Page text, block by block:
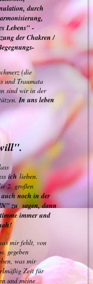
durch
Lebens" -
der Chakren /
(die
und Traumata
sind wir in der
In uns leben
ich lieben.
2. großen
noch in der
zu sagen, dann
immer und
mir fehlt, von
gegeben
was mir
Zeit für
und meine